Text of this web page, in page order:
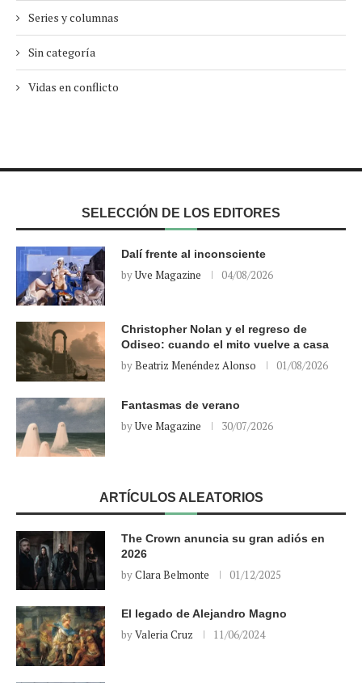
Series y columnas
Sin categoría
Vidas en conflicto
SELECCIÓN DE LOS EDITORES
Dalí frente al inconsciente
byUve Magazine 04/08/2026
Christopher Nolan y el regreso de
Odiseo: cuando el mito vuelve a casa
byBeatriz Menéndez Alonso 01/08/2026
Fantasmas de verano
byUve Magazine 30/07/2026
ARTÍCULOS ALEATORIOS
The Crown anuncia su gran adiós en
2026
byClara Belmonte 01/12/2025
El legado de Alejandro Magno
byValeria Cruz 11/06/2024